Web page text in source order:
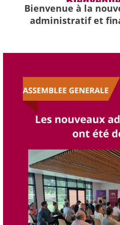
Bienvenue à la
administratif et